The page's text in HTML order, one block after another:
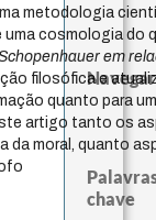
metodologia
uma cosmologia do
em
filosófica e
quanto para
artigo tanto os
da moral, quanto
Navegar
chave